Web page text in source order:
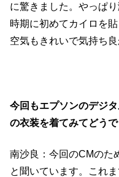
に驚きました。やっぱ
時期に初めてカイロを
空気もきれいで気持ち良
今回もエプソンのデジ
の衣装を着てみてどうで
南沙良：今回のCMのた
と聞いています。これ